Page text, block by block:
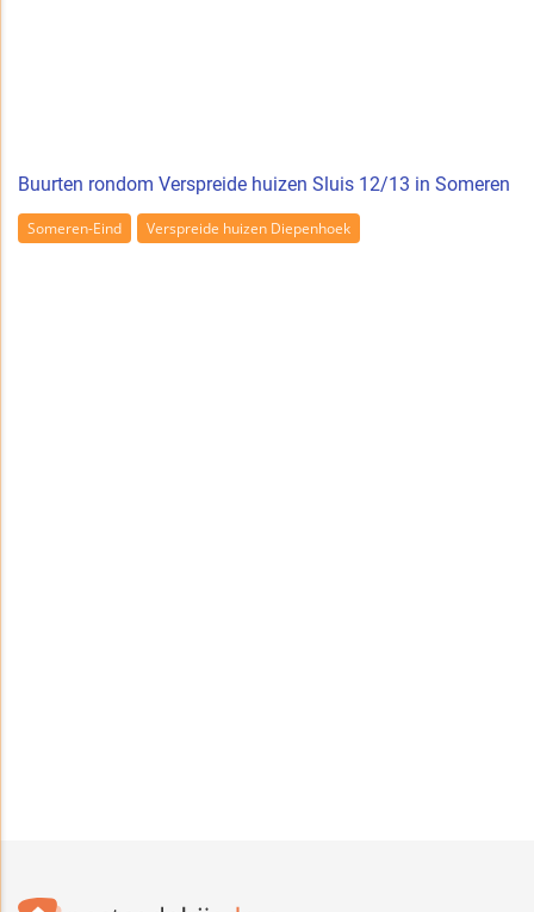
Buurten rondom Verspreide huizen Sluis 12/13 in Someren
Someren-Eind Verspreide huizen Diepenhoek